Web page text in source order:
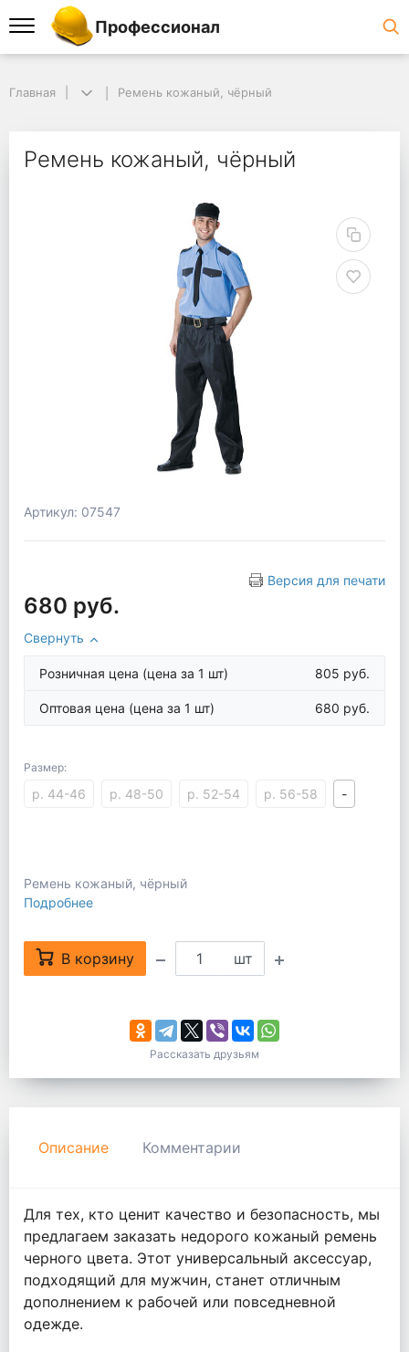
Профессионал
Главная Ремень кожаный, чёрный
Ремень кожаный, чёрный
Артикул: 07547
Версия для печати
680 руб.
Свернуть
Розничная цена (цена за 1 шт) 805 руб.
Оптовая цена (цена за 1 шт) 680 руб.
Размер:
р. 44-46 р. 48-50 р. 52-54 р. 56-58 -
Ремень кожаный, чёрный
Подробнее
В корзину шт
Рассказать друзьям
Описание Комментарии
Для тех, кто ценит качество и безопасность, мы
предлагаем заказать недорого кожаный ремень
черного цвета. Этот универсальный аксессуар,
подходящий для мужчин, станет отличным
дополнением к рабочей или повседневной
одежде.